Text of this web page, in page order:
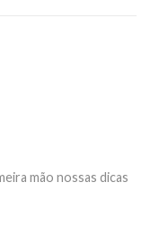
mão nossas dicas